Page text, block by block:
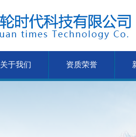
关于我们 资质荣誉